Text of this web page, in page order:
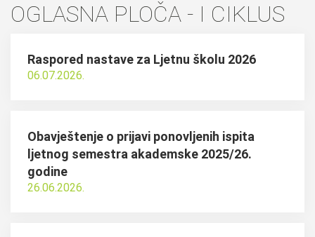
OGLASNA PLOČA - I CIKLUS
Raspored nastave za Ljetnu školu 2026
06.07.2026.
Obavještenje o prijavi ponovljenih ispita
ljetnog semestra akademske 2025/26.
godine
26.06.2026.